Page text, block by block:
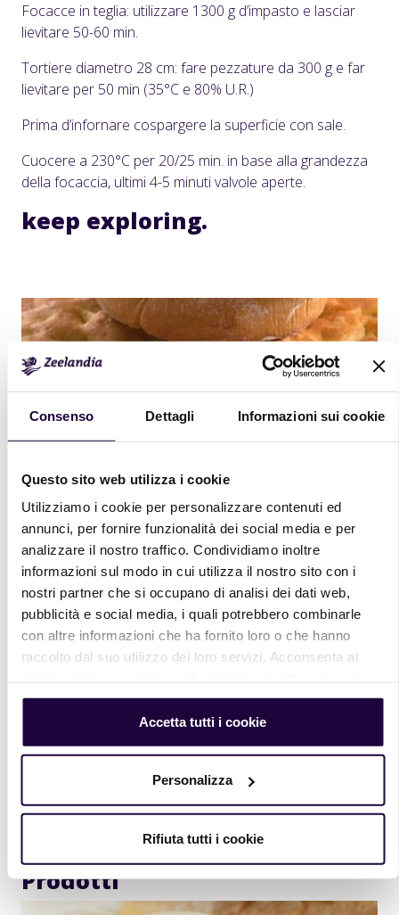
Consenso Dettagli Informazioni sui cookie
Questo sito web utilizza i cookie
Utilizziamo i cookie per personalizzare contenuti ed
annunci, per fornire funzionalità dei social media e per
analizzare il nostro traffico. Condividiamo inoltre
informazioni sul modo in cui utilizza il nostro sito con i
nostri partner che si occupano di analisi dei dati web,
pubblicità e social media, i quali potrebbero combinarle
con altre informazioni che ha fornito loro o che hanno
raccolto dal suo utilizzo dei loro servizi. Acconsenta ai
Accetta tutti i cookie
Personalizza
Rifiuta tutti i cookie
Focacce in teglia: utilizzare 1300 g d’impasto e lasciar
lievitare 50-60 min.
Tortiere diametro 28 cm: fare pezzature da 300 g e far
lievitare per 50 min (35°C e 80% U.R.)
Prima d’infornare cospargere la superficie con sale.
Cuocere a 230°C per 20/25 min. in base alla grandezza
della focaccia, ultimi 4-5 minuti valvole aperte.
keep exploring.
Iscrivi alla nostra newsletter per ricevere in
Prodotti